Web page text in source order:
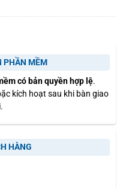
PHẦN MỀM
có bản quyền hợp lệ.
kích hoạt sau khi bàn giao
HÀNG